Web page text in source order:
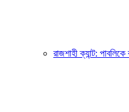
রাজশাহী ক্যান্ট: